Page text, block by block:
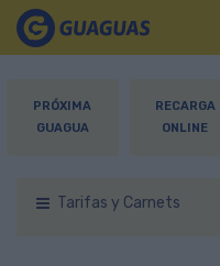
PRÓXIMA
GUAGUA
RECARGA
ONLINE
Tarifas y Carnets